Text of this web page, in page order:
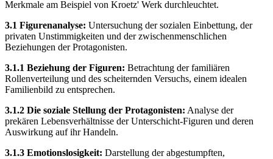
Merkmale am Beispiel von Kroetz' Werk durchleuchtet.
3.1 Figurenanalyse: Untersuchung der sozialen Einbettung, der
privaten Unstimmigkeiten und der zwischenmenschlichen
Beziehungen der Protagonisten.
3.1.1 Beziehung der Figuren: Betrachtung der familiären
Rollenverteilung und des scheiternden Versuchs, einem idealen
Familienbild zu entsprechen.
3.1.2 Die soziale Stellung der Protagonisten: Analyse der
prekären Lebensverhältnisse der Unterschicht-Figuren und deren
Auswirkung auf ihr Handeln.
3.1.3 Emotionslosigkeit: Darstellung der abgestumpften,